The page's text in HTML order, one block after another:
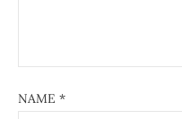
NAME *